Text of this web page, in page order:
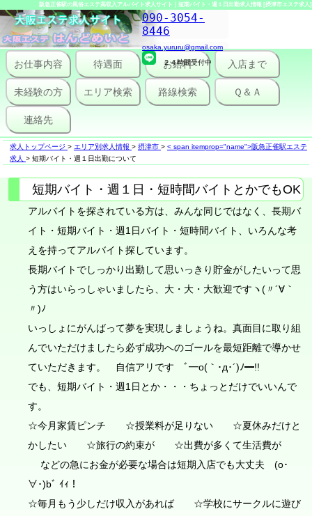
阪急正雀駅の風俗エステ高収入アルバイト求人サイト｜短期バイト・週１日出勤求人情報 [摂津市エステ求人]
090-3054-
8446
osaka.yururu@gmail.com
２４時間受付中
お仕事内容 待遇面 お給料 入店まで
未経験の方 エリア検索 路線検索 Ｑ＆Ａ
連絡先
求人トップページ > エリア別求人情報 > 摂津市 > < span itemprop="name">阪急正雀駅エステ
求人 > 短期バイト・週１日出勤について
短期バイト・週１日・短時間バイトとかでもOK
アルバイトを探されている方は、みんな同じではなく、長期バ
イト・短期バイト・週1日バイト・短時間バイト、いろんな考
えを持ってアルバイト探しています。
長期バイトでしっかり出勤して思いっきり貯金がしたいって思
う方はいらっしゃいましたら、大・大・大歓迎ですヽ(〃´∀｀
〃)ﾉ
いっしょにがんばって夢を実現しましょうね。真面目に取り組
んでいただけましたら必ず成功へのゴールを最短距離で導かせ
ていただきます。 自信アリです ﾞ━o(｀･д･´)ﾉ━!!
でも、短期バイト・週1日とか・・・ちょっとだけでいいんで
す。
☆今月家賃ピンチ ☆授業料が足りない ☆夏休みだけと
かしたい ☆旅行の約束が ☆出費が多くて生活費が
などの急にお金が必要な場合は短期入店でも大丈夫 (o･
∀･)bﾞ ｲｨ！
☆毎月もう少しだけ収入があれば ☆学校にサークルに遊び